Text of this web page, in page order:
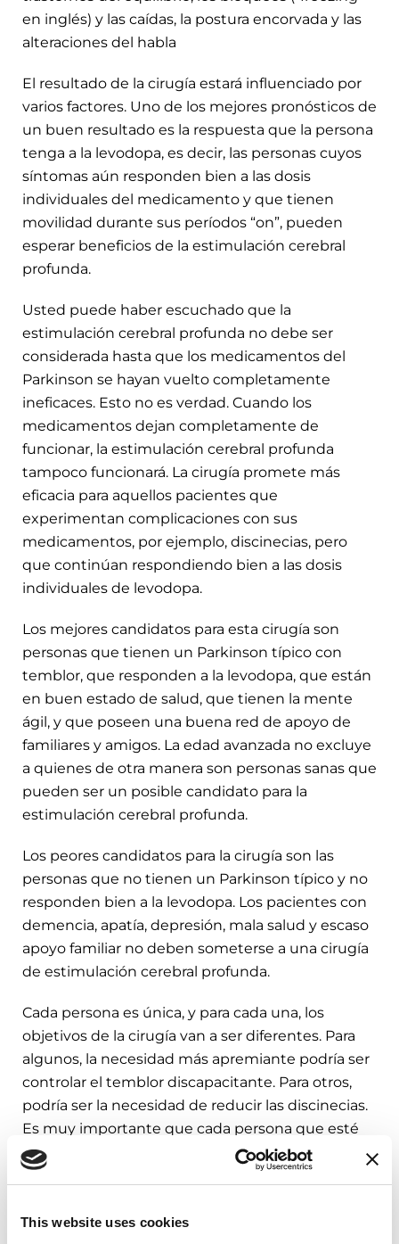
This website uses cookies
en inglés) y las caídas, la postura encorvada y las
alteraciones del habla
El resultado de la cirugía estará influenciado por
varios factores. Uno de los mejores pronósticos de
un buen resultado es la respuesta que la persona
tenga a la levodopa, es decir, las personas cuyos
síntomas aún responden bien a las dosis
individuales del medicamento y que tienen
movilidad durante sus períodos “on”, pueden
esperar beneficios de la estimulación cerebral
profunda.
Usted puede haber escuchado que la
estimulación cerebral profunda no debe ser
considerada hasta que los medicamentos del
Parkinson se hayan vuelto completamente
ineficaces. Esto no es verdad. Cuando los
medicamentos dejan completamente de
funcionar, la estimulación cerebral profunda
tampoco funcionará. La cirugía promete más
eficacia para aquellos pacientes que
experimentan complicaciones con sus
medicamentos, por ejemplo, discinecias, pero
que continúan respondiendo bien a las dosis
individuales de levodopa.
Los mejores candidatos para esta cirugía son
personas que tienen un Parkinson típico con
temblor, que responden a la levodopa, que están
en buen estado de salud, que tienen la mente
ágil, y que poseen una buena red de apoyo de
familiares y amigos. La edad avanzada no excluye
a quienes de otra manera son personas sanas que
pueden ser un posible candidato para la
estimulación cerebral profunda.
Los peores candidatos para la cirugía son las
personas que no tienen un Parkinson típico y no
responden bien a la levodopa. Los pacientes con
demencia, apatía, depresión, mala salud y escaso
apoyo familiar no deben someterse a una cirugía
de estimulación cerebral profunda.
Cada persona es única, y para cada una, los
objetivos de la cirugía van a ser diferentes. Para
algunos, la necesidad más apremiante podría ser
controlar el temblor discapacitante. Para otros,
podría ser la necesidad de reducir las discinecias.
Es muy importante que cada persona que esté
contemplando la cirugía tenga una idea clara de
lo que puede o no lograrse con esta intervención.
El rol del neurólogo, en colaboración estrecha con